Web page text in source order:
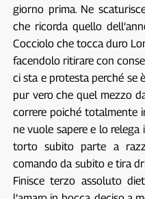
giorno prima. Ne
che ricorda quello
Cocciolo che tocca duro
facendolo ritirare con
ci sta e protesta perché se
pur vero che quel mezzo
correre poiché totalmente
ne vuole sapere e lo
torto subito parte a
comando da subito e tira
Finisce terzo assoluto